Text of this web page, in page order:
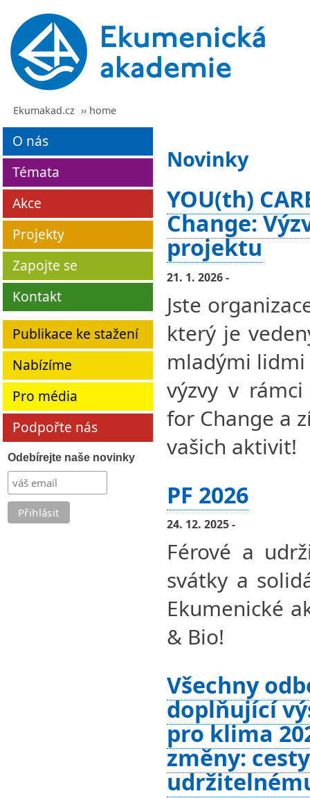
Ekumakad.cz ›› home
O nás
Témata
Akce
Projekty
Zapojte se
Kontakt
Publikace ke stažení
Nabízíme
Pro média
Podpořte nás
Odebírejte naše novinky
Novinky
YOU(th)
Change:
projektu
21. 1. 2026 -
Jste
který je
mladými lidmi
výzvy v rámci
for Change a
vašich aktivit!
PF 2026
24. 12. 2025 -
Férové a
svátky a
Ekumenické
& Bio!
Všechny
doplňující
pro klima
změny: